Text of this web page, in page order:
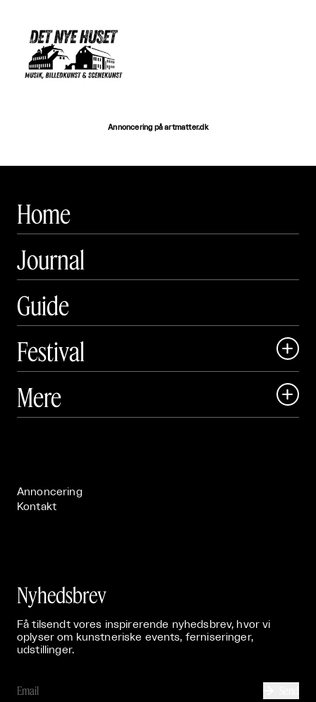
Annoncering på artmatter.dk
Home
Journal
Guide
Festival

 Art Matter Festival
Mere 
Annoncering
Kontakt
Nyhedsbrev
Få tilsendt vores inspirerende nyhedsbrev, hvor vi
oplyser om kunstneriske events, ferniseringer,
udstillinger.